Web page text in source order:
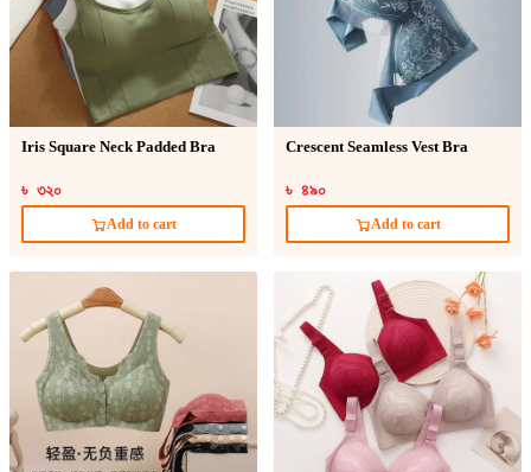
Iris Square Neck Padded Bra
৳ ৩২০
Add to cart
Crescent Seamless Vest Bra
৳ ৪৯০
Add to cart